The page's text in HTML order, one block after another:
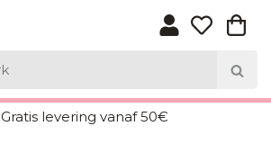
Gratis levering vanaf 50€